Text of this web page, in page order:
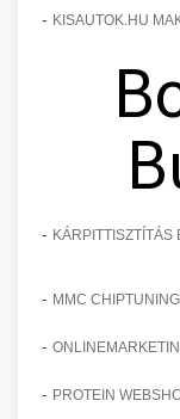
- KISAUTOK.HU
- KÁRPITTISZTÍTÁS
- MMC CHIPTUNING
-
- PROTEIN